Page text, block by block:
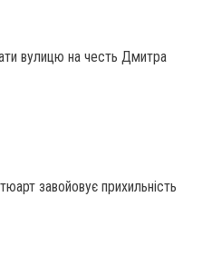
вулицю на честь Дмитра
завойовує прихильність